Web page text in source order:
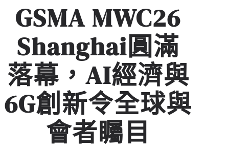
GSMA MWC26
Shanghai圓滿
落幕，AI經濟與
6G創新令全球與
會者矚目